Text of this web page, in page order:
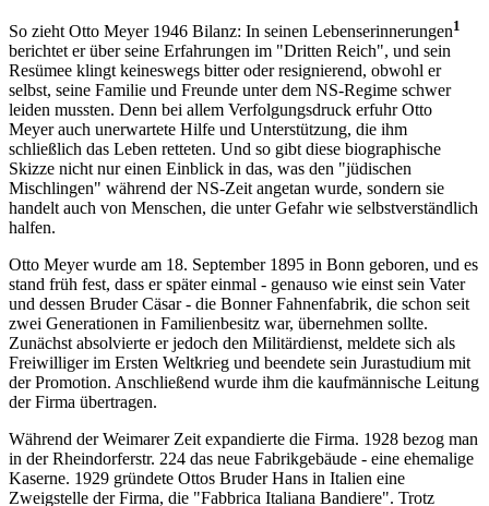
So zieht Otto Meyer 1946 Bilanz: In seinen Lebenserinnerungen1
berichtet er über seine Erfahrungen im "Dritten Reich", und sein
Resümee klingt keineswegs bitter oder resignierend, obwohl er
selbst, seine Familie und Freunde unter dem NS-Regime schwer
leiden mussten. Denn bei allem Verfolgungsdruck erfuhr Otto
Meyer auch unerwartete Hilfe und Unterstützung, die ihm
schließlich das Leben retteten. Und so gibt diese biographische
Skizze nicht nur einen Einblick in das, was den "jüdischen
Mischlingen" während der NS-Zeit angetan wurde, sondern sie
handelt auch von Menschen, die unter Gefahr wie selbstverständlich
halfen.
Otto Meyer wurde am 18. September 1895 in Bonn geboren, und es
stand früh fest, dass er später einmal - genauso wie einst sein Vater
und dessen Bruder Cäsar - die Bonner Fahnenfabrik, die schon seit
zwei Generationen in Familienbesitz war, übernehmen sollte.
Zunächst absolvierte er jedoch den Militärdienst, meldete sich als
Freiwilliger im Ersten Weltkrieg und beendete sein Jurastudium mit
der Promotion. Anschließend wurde ihm die kaufmännische Leitung
der Firma übertragen.
Während der Weimarer Zeit expandierte die Firma. 1928 bezog man
in der Rheindorferstr. 224 das neue Fabrikgebäude - eine ehemalige
Kaserne. 1929 gründete Ottos Bruder Hans in Italien eine
Zweigstelle der Firma, die "Fabbrica Italiana Bandiere". Trotz